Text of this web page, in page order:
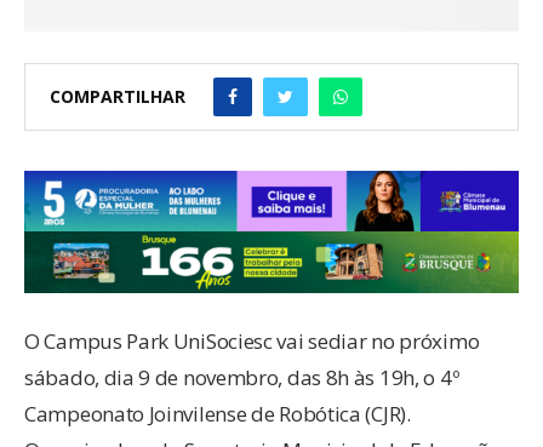
COMPARTILHAR
O Campus Park UniSociesc vai sediar no próximo
sábado, dia 9 de novembro, das 8h às 19h, o 4º
Campeonato Joinvilense de Robótica (CJR).